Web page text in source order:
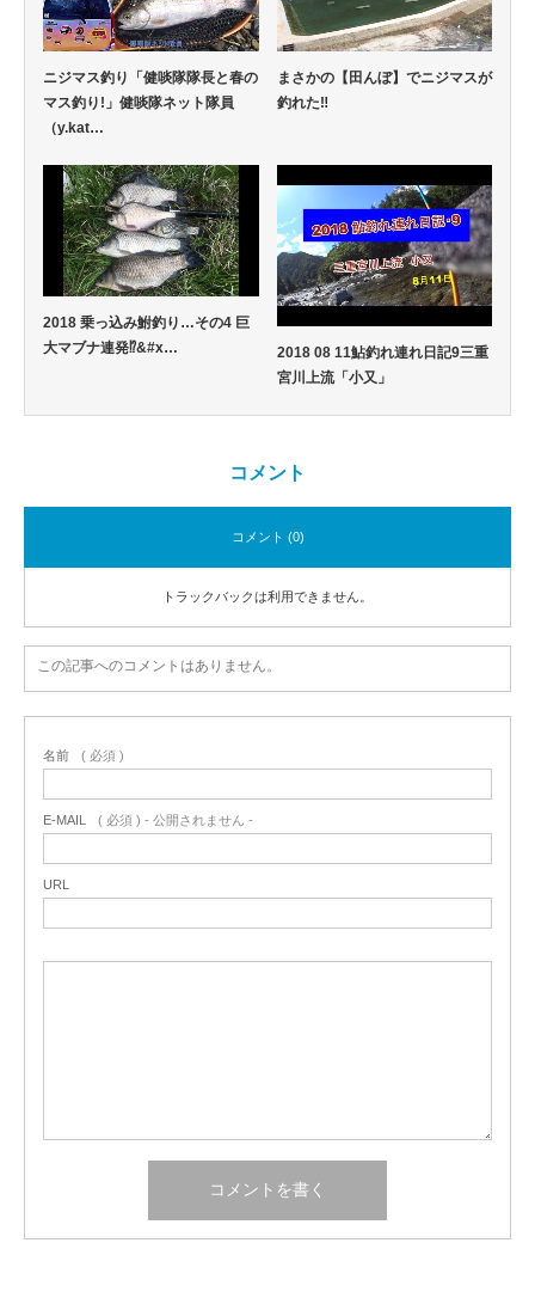
ニジマス釣り「健啖隊隊長と春の
マス釣り!」健啖隊ネット隊員
（y.kat…
まさかの【田んぼ】でニジマスが
釣れた‼
2018 乗っ込み鮒釣り…その4 巨
大マブナ連発⁉&#x…
2018 08 11鮎釣れ連れ日記9三重
宮川上流「小又」
コメント
コメント (0)
トラックバックは利用できません。
この記事へのコメントはありません。
名前 ( 必須 )
E-MAIL ( 必須 ) - 公開されません -
URL